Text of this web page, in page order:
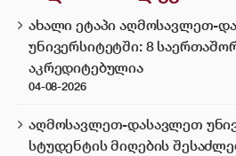
ახალი ეტაპი აღმოსავლეთ-
უნივერსიტეტში: 8
აკრედიტებულია
04-08-2026
აღმოსავლეთ-დასავლეთ
სტუდენტის მიღების